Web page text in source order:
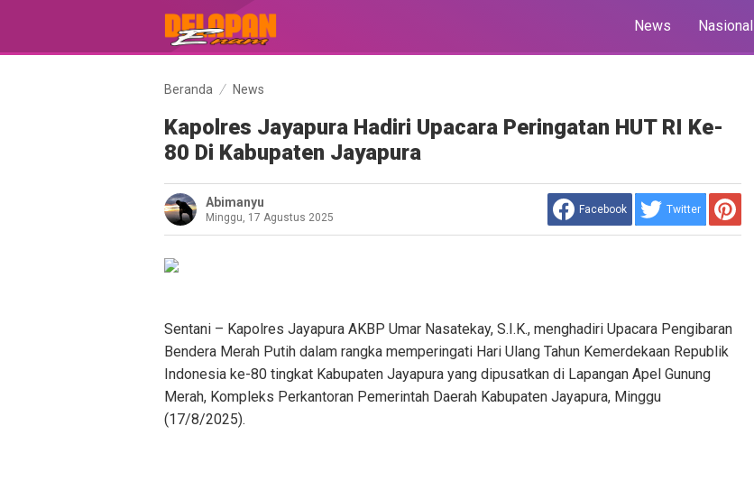
News Nasional
Beranda News
Kapolres Jayapura Hadiri Upacara Peringatan HUT RI Ke-
80 Di Kabupaten Jayapura
Abimanyu
Minggu, 17 Agustus 2025
Facebook Twitter
Sentani – Kapolres Jayapura AKBP Umar Nasatekay, S.I.K., menghadiri Upacara Pengibaran
Bendera Merah Putih dalam rangka memperingati Hari Ulang Tahun Kemerdekaan Republik
Indonesia ke-80 tingkat Kabupaten Jayapura yang dipusatkan di Lapangan Apel Gunung
Merah, Kompleks Perkantoran Pemerintah Daerah Kabupaten Jayapura, Minggu
(17/8/2025).